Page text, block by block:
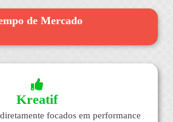
de Mercado
Kreatif
focados em performance